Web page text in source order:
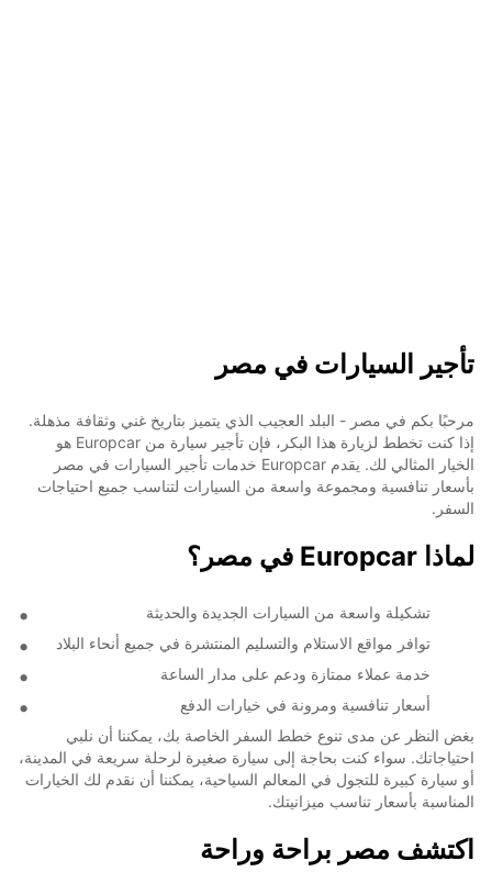
تأجير السيارات في مصر
مرحبًا بكم في مصر - البلد العجيب الذي يتميز بتاريخ غني وثقافة مذهلة.
إذا كنت تخطط لزيارة هذا البكر، فإن تأجير سيارة من Europcar هو
الخيار المثالي لك. يقدم Europcar خدمات تأجير السيارات في مصر
بأسعار تنافسية ومجموعة واسعة من السيارات لتناسب جميع احتياجات
السفر.
لماذا Europcar في مصر؟
تشكيلة واسعة من السيارات الجديدة والحديثة
توافر مواقع الاستلام والتسليم المنتشرة في جميع أنحاء البلاد
خدمة عملاء ممتازة ودعم على مدار الساعة
أسعار تنافسية ومرونة في خيارات الدفع
بغض النظر عن مدى تنوع خطط السفر الخاصة بك، يمكننا أن نلبي
احتياجاتك. سواء كنت بحاجة إلى سيارة صغيرة لرحلة سريعة في المدينة،
أو سيارة كبيرة للتجول في المعالم السياحية، يمكننا أن نقدم لك الخيارات
المناسبة بأسعار تناسب ميزانيتك.
اكتشف مصر براحة وراحة